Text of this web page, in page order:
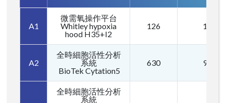
A1
微需氧操作平台
Whitley hypoxia
hood H35+I2
126 189
A2
全時細胞活性分析
系統
BioTek Cytation5
630 945
全時細胞活性分析
系統